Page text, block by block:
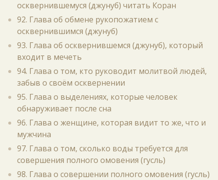
осквернившемуся (джунуб) читать Коран
92. Глава об обмене рукопожатием с
осквернившимся (джунуб)
93. Глава об осквернившемся (джунуб), который
входит в мечеть
94. Глава о том, кто руководит молитвой людей,
забыв о своём осквернении
95. Глава о выделениях, которые человек
обнаруживает после сна
96. Глава о женщине, которая видит то же, что и
мужчина
97. Глава о том, сколько воды требуется для
совершения полного омовения (гусль)
98. Глава о совершении полного омовения (гусль)